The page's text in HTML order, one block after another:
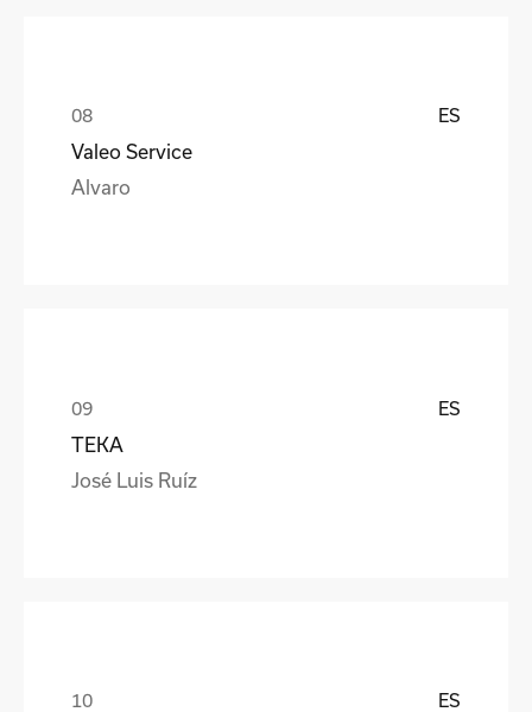
ES
Valeo Service
Alvaro
ES
TEKA
José Luis Ruíz
ES